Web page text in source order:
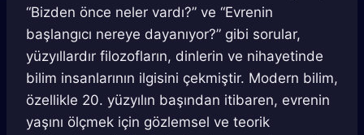
“Bizden önce neler vardı?” ve “Evrenin
başlangıcı nereye dayanıyor?” gibi sorular,
yüzyıllardır filozofların, dinlerin ve nihayetinde
bilim insanlarının ilgisini çekmiştir. Modern bilim,
özellikle 20. yüzyılın başından itibaren, evrenin
yaşını ölçmek için gözlemsel ve teorik